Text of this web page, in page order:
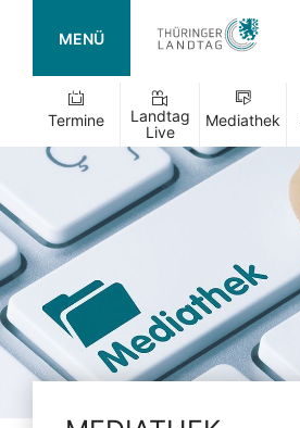
MENÜ
Termine
Landtag
Live
Mediathek